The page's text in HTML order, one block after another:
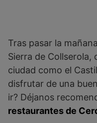
Tras pasar la
Sierra de Collserola,
ciudad como el
disfrutar de una
ir? Déjanos
restaurantes de